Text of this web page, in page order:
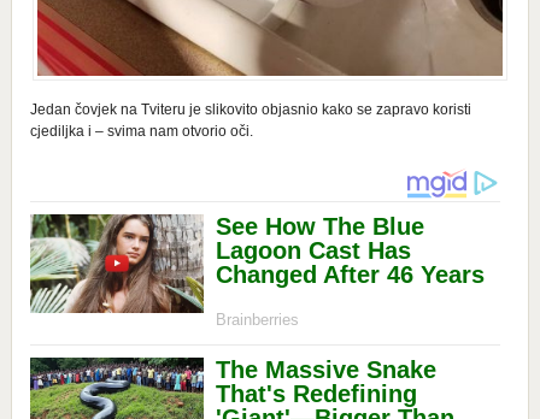
Jedan čovjek na Tviteru je slikovito objasnio kako se zapravo koristi
cjediljka i – svima nam otvorio oči.